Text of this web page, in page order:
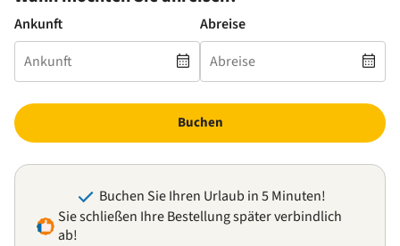
Ankunft Abreise
Buchen
Buchen Sie Ihren Urlaub in 5 Minuten!
Sie schließen Ihre Bestellung später verbindlich
ab!